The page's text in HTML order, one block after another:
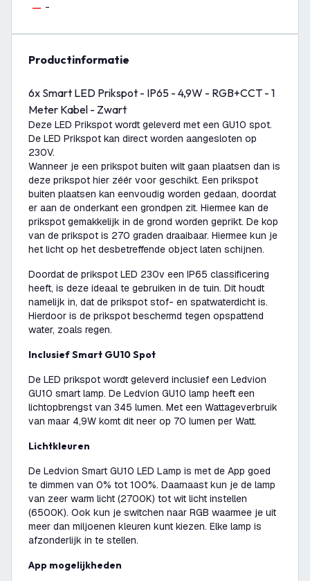
-
productinformatie
6x Smart LED Prikspot - IP65 - 4,9W - RGB+CCT - 1
Meter Kabel - Zwart
Deze LED Prikspot wordt geleverd met een GU10 spot.
De LED Prikspot kan direct worden aangesloten op
230V.
Wanneer je een prikspot buiten wilt gaan plaatsen dan is
deze prikspot hier zéér voor geschikt. Een prikspot
buiten plaatsen kan eenvoudig worden gedaan, doordat
er aan de onderkant een grondpen zit. Hiermee kan de
prikspot gemakkelijk in de grond worden geprikt. De kop
van de prikspot is 270 graden draaibaar. Hiermee kun je
het licht op het desbetreffende object laten schijnen.
Doordat de prikspot LED 230v een IP65 classificering
heeft, is deze ideaal te gebruiken in de tuin. Dit houdt
namelijk in, dat de prikspot stof- en spatwaterdicht is.
Hierdoor is de prikspot beschermd tegen opspattend
water, zoals regen.
Inclusief Smart GU10 Spot
De LED prikspot wordt geleverd inclusief een Ledvion
GU10 smart lamp. De Ledvion GU10 lamp heeft een
lichtopbrengst van 345 lumen. Met een Wattageverbruik
van maar 4,9W komt dit neer op 70 lumen per Watt.
Lichtkleuren
De Ledvion Smart GU10 LED Lamp is met de App goed
te dimmen van 0% tot 100%. Daarnaast kun je de lamp
van zeer warm licht (2700K) tot wit licht instellen
(6500K). Ook kun je switchen naar RGB waarmee je uit
meer dan miljoenen kleuren kunt kiezen. Elke lamp is
afzonderlijk in te stellen.
App mogelijkheden